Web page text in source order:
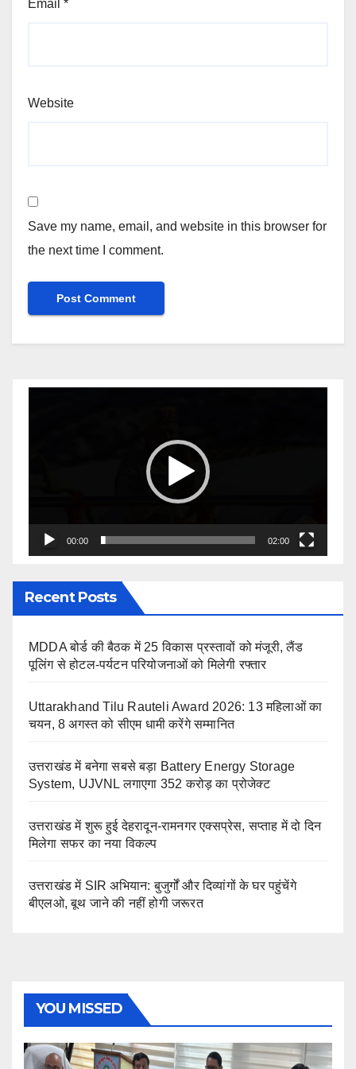
Email *
Website
Save my name, email, and website in this browser for
the next time I comment.
00:00 02:00
Recent Posts
MDDA बोर्ड की बैठक में 25 विकास प्रस्तावों को मंजूरी, लैंड
पूलिंग से होटल-पर्यटन परियोजनाओं को मिलेगी रफ्तार
Uttarakhand Tilu Rauteli Award 2026: 13 महिलाओं का
चयन, 8 अगस्त को सीएम धामी करेंगे सम्मानित
उत्तराखंड में बनेगा सबसे बड़ा Battery Energy Storage
System, UJVNL लगाएगा 352 करोड़ का प्रोजेक्ट
उत्तराखंड में शुरू हुई देहरादून-रामनगर एक्सप्रेस, सप्ताह में दो दिन
मिलेगा सफर का नया विकल्प
उत्तराखंड में SIR अभियान: बुजुर्गों और दिव्यांगों के घर पहुंचेंगे
बीएलओ, बूथ जाने की नहीं होगी जरूरत
YOU MISSED